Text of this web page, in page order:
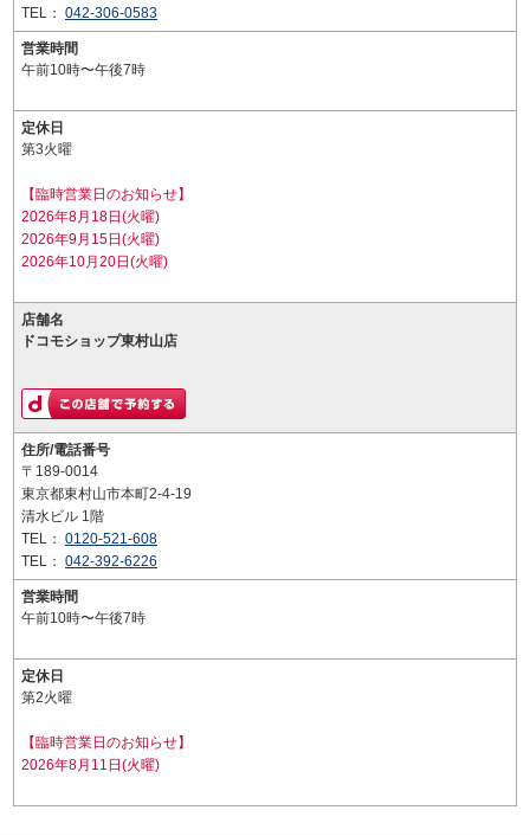
TEL： 042-306-0583
営業時間
午前10時〜午後7時
定休日
第3火曜
【臨時営業日のお知らせ】
2026年8月18日(火曜)
2026年9月15日(火曜)
2026年10月20日(火曜)
店舗名
ドコモショップ東村山店
住所/電話番号
〒189-0014
東京都東村山市本町2-4-19
清水ビル 1階
TEL： 0120-521-608
TEL： 042-392-6226
営業時間
午前10時〜午後7時
定休日
第2火曜
【臨時営業日のお知らせ】
2026年8月11日(火曜)